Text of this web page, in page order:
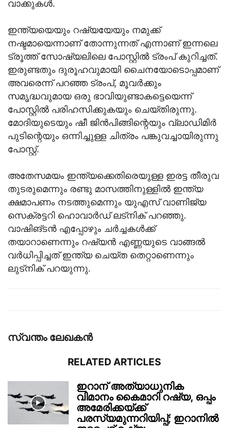
വാക്കുകള്‍.
ഇന്ത്യയെയും റഷ്യയേയും നമുക്ക്
നഷ്ട‌മായെന്നാണ് തോന്നുന്നത് എന്നാണ് ഇന്നലെ
ട്രൂത്ത് സോഷ്യലിലെ പോസ്റ്റിൽ ട്രംപ് കുറിച്ചത്.
ഇരുണ്ടതും ദുരൂഹവുമായി ചൈനയോടൊപ്പമാണ്
അവരെന്ന് പറഞ്ഞ ട്രംപ്, മൂവര്‍ക്കും
സമൃദ്ധവുമായ ഒരു ഭാവിയുണ്ടാകട്ടെയെന്ന്
പോസ്റ്റിൽ പരിഹസിക്കുകയും ചെയ്തിരുന്നു.
മോദിയുടെയും ഷീ ജിൻപിങ്ങിന്റെയും വ്ലാഡിമിർ
പുടിന്റെയും ഒന്നിച്ചുള്ള ചിത്രം പങ്കുവച്ചായിരുന്നു
പോസ്റ്റ്.
അതേസമയം ഇന്ത്യക്കെതിരെയുള്ള ഇരട്ട തീരുവ
തുടരുമെന്നും രണ്ടു മാസത്തിനുള്ളിൽ ഇന്ത്യ
ക്ഷമാപണം നടത്തുമെന്നും യുഎസ് വാണിജ്യ
സെക്രട്ടറി ഹൊവാർഡ് ലട്നിക് പറഞ്ഞു.
വാഷിങ്ടൻ എപ്പോഴും ചർച്ചകൾക്ക്
തയാറാണെന്നും റഷ്യൻ എണ്ണയുടെ വാങ്ങൽ
വർധിപ്പിച്ചത് ഇന്ത്യ ചെയ്ത തെറ്റാണെന്നും
ലുട്നിക് പറയുന്നു.
സ്വന്തം ലേഖകന്‍
RELATED ARTICLES
ഇറാന് അത്യാധുനിക
വിമാനം കൈമാറി റഷ്യ, ഒപ്പം
അമേരിക്കയ്ക്ക്
പരസ്യമുന്നറിയിപ്പ്; ഇറാനിൽ